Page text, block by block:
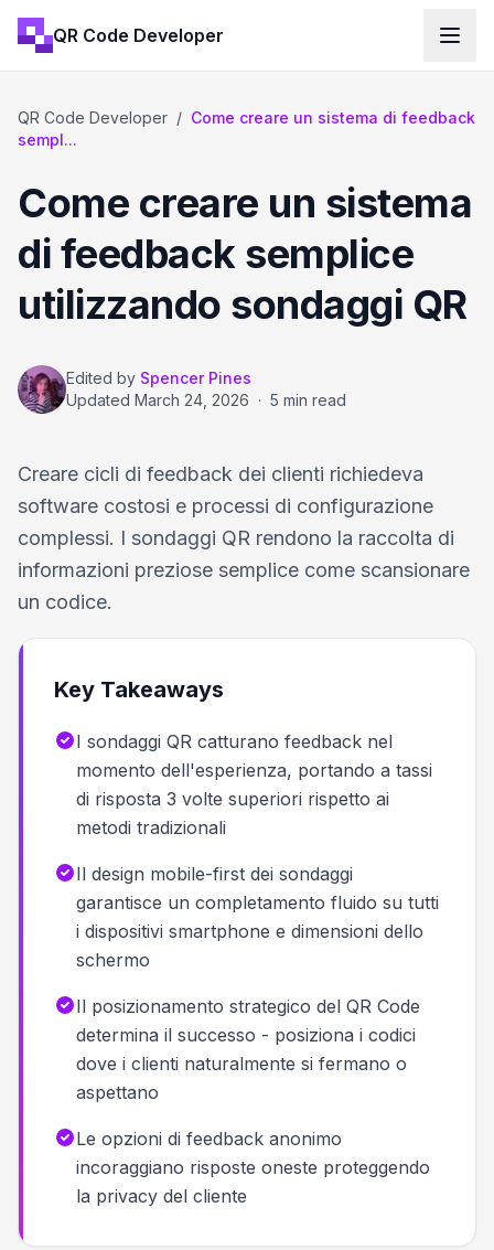
QR Code Developer
QR Code Developer / Come creare un sistema di feedback
sempl...
Come creare un sistema
di feedback semplice
utilizzando sondaggi QR
Edited by Spencer Pines
Updated March 24, 2026 · 5 min read
Creare cicli di feedback dei clienti richiedeva
software costosi e processi di configurazione
complessi. I sondaggi QR rendono la raccolta di
informazioni preziose semplice come scansionare
un codice.
Key Takeaways
I sondaggi QR catturano feedback nel
momento dell'esperienza, portando a tassi
di risposta 3 volte superiori rispetto ai
metodi tradizionali
Il design mobile-first dei sondaggi
garantisce un completamento fluido su tutti
i dispositivi smartphone e dimensioni dello
schermo
Il posizionamento strategico del QR Code
determina il successo - posiziona i codici
dove i clienti naturalmente si fermano o
aspettano
Le opzioni di feedback anonimo
incoraggiano risposte oneste proteggendo
la privacy del cliente